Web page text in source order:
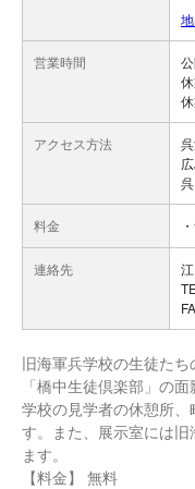
営業時間
アクセス方法
料金
連絡先
旧海軍兵学校の生徒た
「橋中生徒倶楽部」の
学校の見学者の休憩所
す。また、展示室には
ます。
【料金】 無料